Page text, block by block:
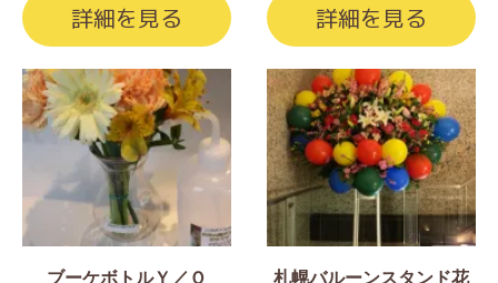
詳細を見る 詳細を見る
ブーケボトルＹ／Ｏ
札幌バルーンスタンド花